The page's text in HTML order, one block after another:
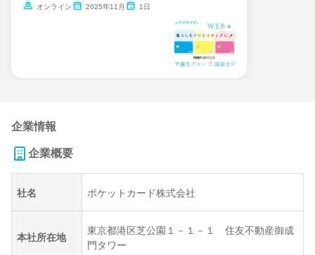
オンライン 2025年11月 1日
企業情報
企業概要
社名 ポケットカード株式会社
本社所在地
東京都港区芝公園１－１－１ 住友不動産御成
門タワー